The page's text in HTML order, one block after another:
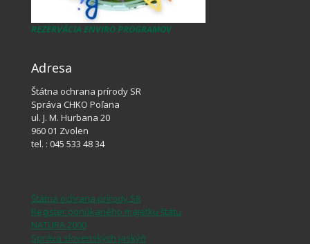
REZERVÁCIA ENVIRO PROGRAMOV
Adresa
Štátna ochrana prírody SR
Správa CHKO Poľana
ul. J. M. Hurbana 20
960 01 Zvolen
tel. : 045 533 48 34
Štátna ochrana prírody SR
Register ponúkaného majetku štátu
NATURA 2000
Správa slovenských jaskýň